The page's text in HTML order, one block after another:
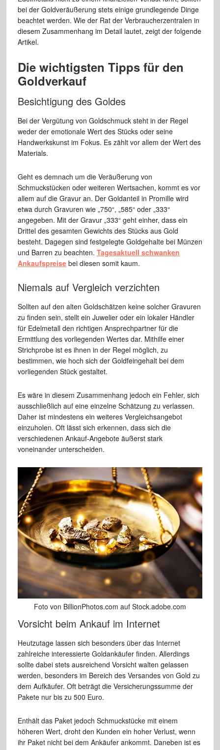
bei der Goldveräußerung stets einige grundlegende Dinge
beachtet werden. Wie der Rat der Verbraucherzentralen in
diesem Zusammenhang im Detail lautet, zeigt der folgende
Artikel.
Die wichtigsten Tipps für den
Goldverkauf
Besichtigung des Goldes
Bei der Vergütung von Goldschmuck steht in der Regel
weder der emotionale Wert des Stücks oder seine
Handwerkskunst im Fokus. Es zählt vor allem der Wert des
Materials.
Geht es demnach um die Veräußerung von
Schmuckstücken oder weiteren Wertsachen, kommt es vor
allem auf die Gravur an. Der Goldanteil in Promille wird
etwa durch Gravuren wie „750“, „585“ oder „333“
angegeben. Mit der Gravur „333“ geht einher, dass ein
Drittel des gesamten Gewichts des Stücks aus Gold
besteht. Dagegen sind festgelegte Goldgehalte bei Münzen
und Barren zu beachten. Tagesaktuell schwanken
Ankaufspreisebei diesen somit kaum.
Niemals auf Vergleich verzichten
Sollten auf den alten Goldschätzen keine solcher Gravuren
zu finden sein, stellt ein Juwelier oder ein lokaler Händler
für Edelmetall den richtigen Ansprechpartner für die
Ermittlung des vorliegenden Wertes dar. Mithilfe einer
Strichprobe ist es ihnen in der Regel möglich, zu
bestimmen, wie hoch sich der Goldfeingehalt bei dem
vorliegenden Stück gestaltet.
Es wäre in diesem Zusammenhang jedoch ein Fehler, sich
ausschließlich auf eine einzelne Schätzung zu verlassen.
Daher ist mindestens ein weiteres Vergleichsangebot
einzuholen. Oft lässt sich erkennen, dass sich die
verschiedenen Ankauf-Angebote äußerst stark
voneinander unterscheiden.
Foto von BillionPhotos.com auf Stock.adobe.com
Vorsicht beim Ankauf im Internet
Heutzutage lassen sich besonders über das Internet
zahlreiche interessierte Goldankäufer finden. Allerdings
sollte dabei stets ausreichend Vorsicht walten gelassen
werden, besonders im Bereich des Versandes von Gold zu
dem Aufkäufer. Oft beträgt die Versicherungssumme der
Pakete nur bis zu 500 Euro.
Enthält das Paket jedoch Schmuckstücke mit einem
höheren Wert, droht den Kunden ein hoher Verlust, wenn
ihr Paket nicht bei dem Ankäufer ankommt. Daneben ist es